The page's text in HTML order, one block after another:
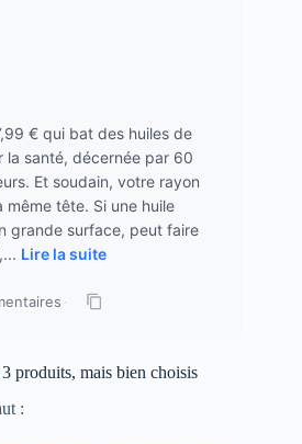
€ qui bat des huiles de
la santé, décernée par 60
Et soudain, votre rayon
même tête. Si une huile
grande surface, peut faire
Lire la suite
·
produits, mais bien choisis
: